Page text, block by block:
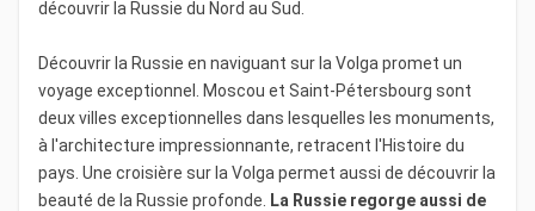
découvrir la Russie du Nord au Sud.
Découvrir la Russie en naviguant sur la Volga promet un
voyage exceptionnel. Moscou et Saint-Pétersbourg sont
deux villes exceptionnelles dans lesquelles les monuments,
à l'architecture impressionnante, retracent l'Histoire du
pays. Une croisière sur la Volga permet aussi de découvrir la
beauté de la Russie profonde. La Russie regorge aussi de